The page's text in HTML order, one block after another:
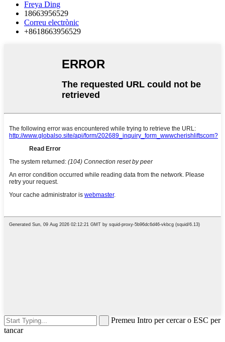
Freya Ding
18663956529
Correu electrònic
+8618663956529
Premeu Intro per cercar o ESC per
tancar